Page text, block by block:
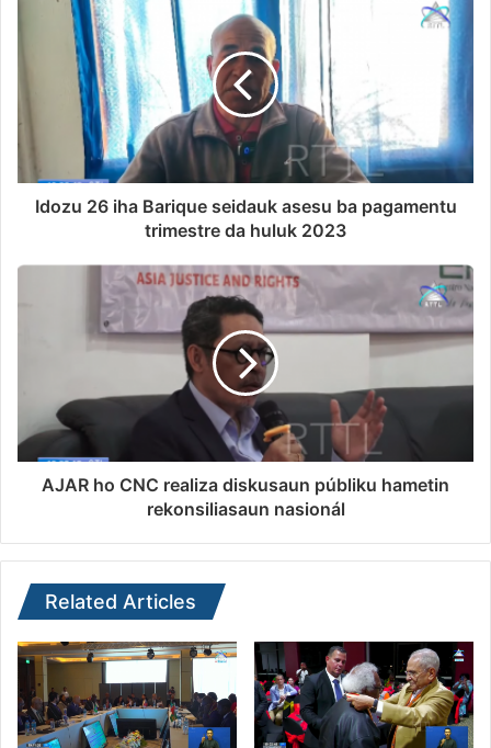
Idozu 26 iha Barique seidauk asesu ba pagamentu
trimestre da huluk 2023
AJAR ho CNC realiza diskusaun públiku hametin
rekonsiliasaun nasionál
Related Articles